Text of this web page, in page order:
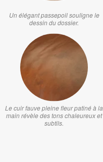
Un élégant passepoil souligne le
dessin du dossier.
Le cuir fauve pleine fleur patiné à la
main révèle des tons chaleureux et
subtils.